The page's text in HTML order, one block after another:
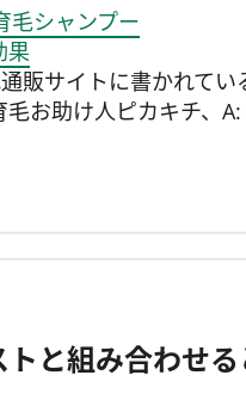
毛シャンプー
果
通販サイトに書かれて
お助け人ピカキチ、
トと組み合わせ